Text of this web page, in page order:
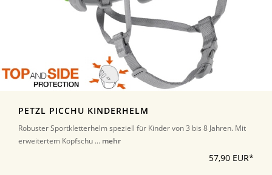
PETZL PICCHU KINDERHELM
Robuster Sportkletterhelm speziell für Kinder von 3 bis 8 Jahren. Mit
erweitertem Kopfschu ... mehr
57,90 EUR*